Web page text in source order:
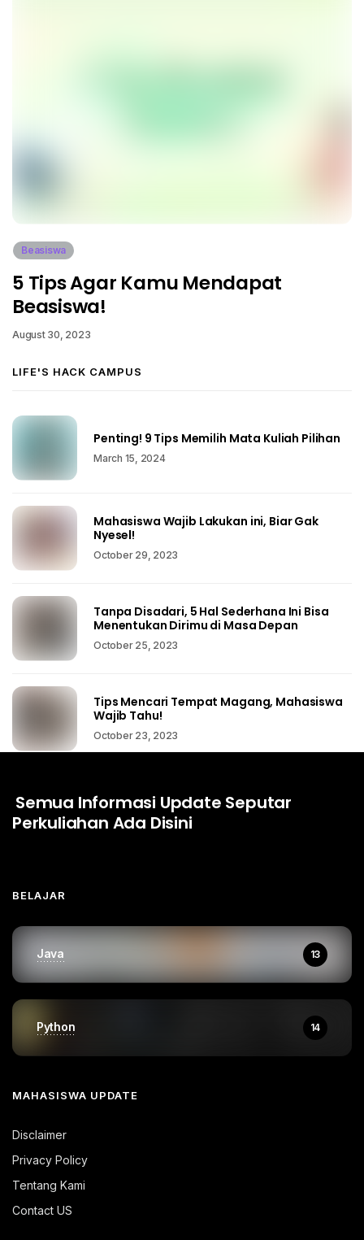
Beasiswa
5 Tips Agar Kamu Mendapat
Beasiswa!
August 30, 2023
LIFE'S HACK CAMPUS
Penting! 9 Tips Memilih Mata Kuliah Pilihan
March 15, 2024
Mahasiswa Wajib Lakukan ini, Biar Gak
Nyesel!
October 29, 2023
Tanpa Disadari, 5 Hal Sederhana Ini Bisa
Menentukan Dirimu di Masa Depan
October 25, 2023
Tips Mencari Tempat Magang, Mahasiswa
Wajib Tahu!
October 23, 2023
Semua Informasi Update Seputar
Perkuliahan Ada Disini
BELAJAR
Java 13
Python 14
MAHASISWA UPDATE
Disclaimer
Privacy Policy
Tentang Kami
Contact US